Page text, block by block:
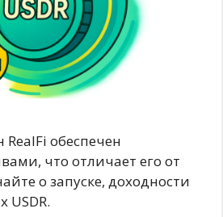
RealFi обеспечен
что отличает его от
о запуске, доходности
USDR.